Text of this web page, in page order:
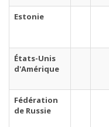
Estonie
États-Unis
d'Amérique
Fédération
de Russie